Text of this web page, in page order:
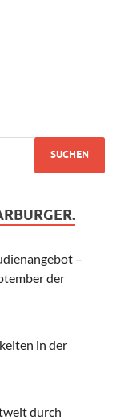
–
der
in der
durch